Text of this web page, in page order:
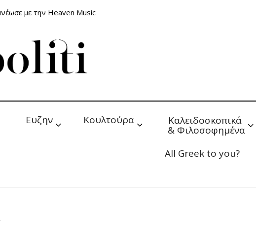
με την Heaven Music
Ευζην Κουλτούρα Καλειδοσκοπικά
& Φιλοσοφημένα
All Greek to you?